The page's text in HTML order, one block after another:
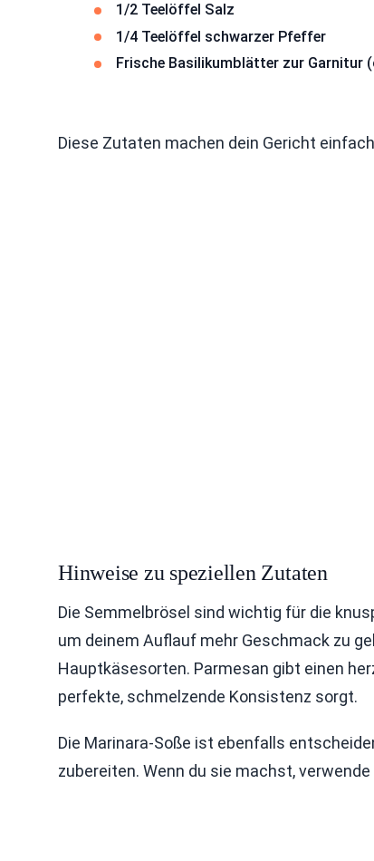
1/2 Teelöffel Salz
1/4 Teelöffel schwarzer Pfeffer
Frische Basilikumblätter zur Garnitur
Diese Zutaten machen dein Gericht
Hinweise zu speziellen Zutaten
Die Semmelbrösel sind wichtig für die
um deinem Auflauf mehr Geschmack zu
Hauptkäsesorten. Parmesan gibt einen
perfekte, schmelzende Konsistenz sorgt.
Die Marinara-Soße ist ebenfalls
zubereiten. Wenn du sie machst,